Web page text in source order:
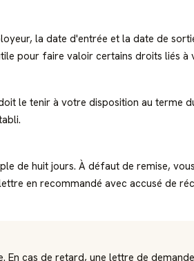
la date d'entrée et la date de
pour faire valoir certains droits liés à
le tenir à votre disposition au terme
de huit jours. À défaut de remise,
en recommandé avec accusé de
cas de retard, une lettre de